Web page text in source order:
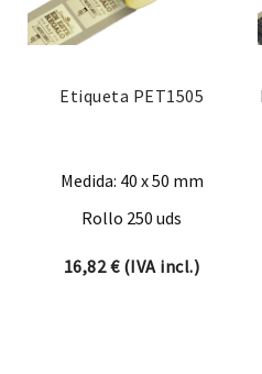
Etiqueta PET1505
Medida: 40 x 50 mm
Rollo 250 uds
16,82€(IVA incl.)